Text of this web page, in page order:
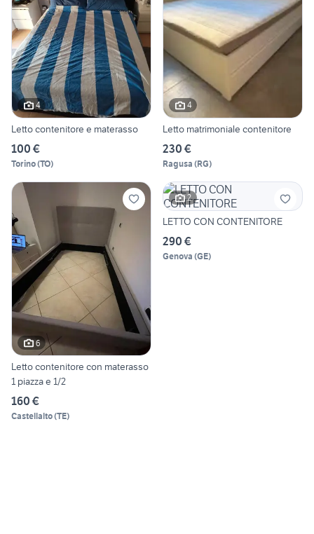
4
Letto contenitore e materasso
100 €
Torino(TO)
4
Letto matrimoniale contenitore
230 €
Ragusa (RG)
6
Letto contenitore con materasso
1 piazza e 1/2
160 €
Castellalto(TE)
2
LETTO CON CONTENITORE
290 €
Genova (GE)